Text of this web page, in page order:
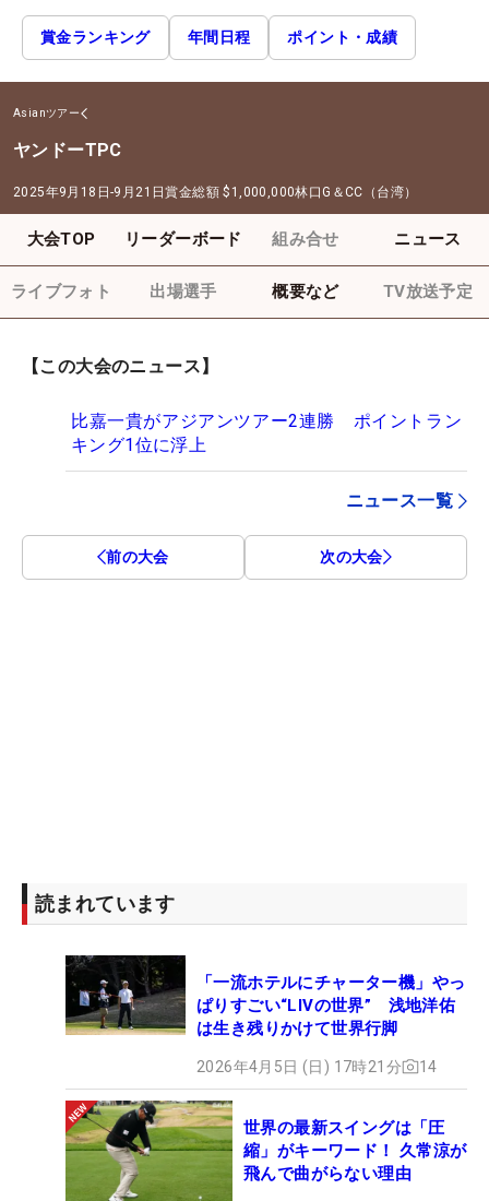
賞金ランキング 年間日程 ポイント・成績
Asianツアー
ヤンドーTPC
2025年9月18日-9月21日賞金総額 $1,000,000林口G＆CC（台湾）
大会TOP リーダーボード 組み合せ ニュース
ライブフォト 出場選手 概要など TV放送予定
【この大会のニュース】
比嘉一貴がアジアンツアー2連勝 ポイントラン
キング1位に浮上
ニュース一覧
前の大会 次の大会
読まれています
「一流ホテルにチャーター機」やっ
ぱりすごい“LIVの世界” 浅地洋佑
は生き残りかけて世界行脚
2026年4月5日 (日) 17時21分 14
世界の最新スイングは「圧
縮」がキーワード！ 久常涼が
飛んで曲がらない理由